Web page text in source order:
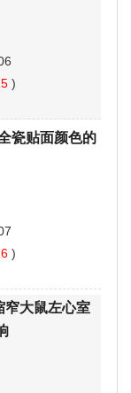
)
瓷贴面颜色的
)
窄大鼠左心室